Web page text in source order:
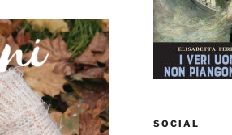
SOCIAL